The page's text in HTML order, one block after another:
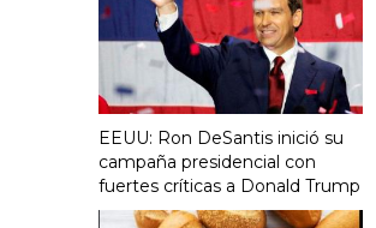
EEUU: Ron DeSantis inició su
campaña presidencial con
fuertes críticas a Donald Trump